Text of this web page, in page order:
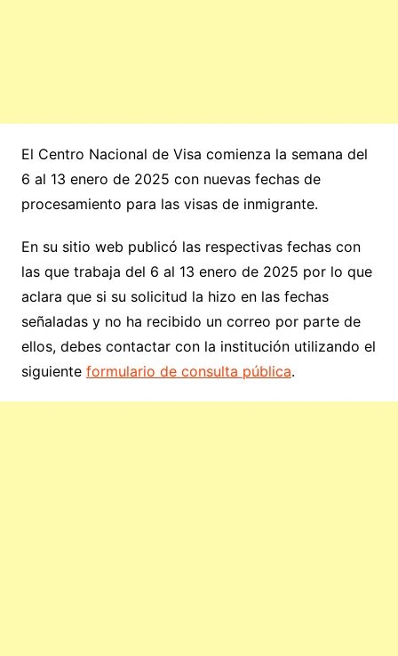
El Centro Nacional de Visa comienza la semana del
6 al 13 enero de 2025 con nuevas fechas de
procesamiento para las visas de inmigrante.
En su sitio web publicó las respectivas fechas con
las que trabaja del 6 al 13 enero de 2025 por lo que
aclara que si su solicitud la hizo en las fechas
señaladas y no ha recibido un correo por parte de
ellos, debes contactar con la institución utilizando el
siguiente formulario de consulta pública.